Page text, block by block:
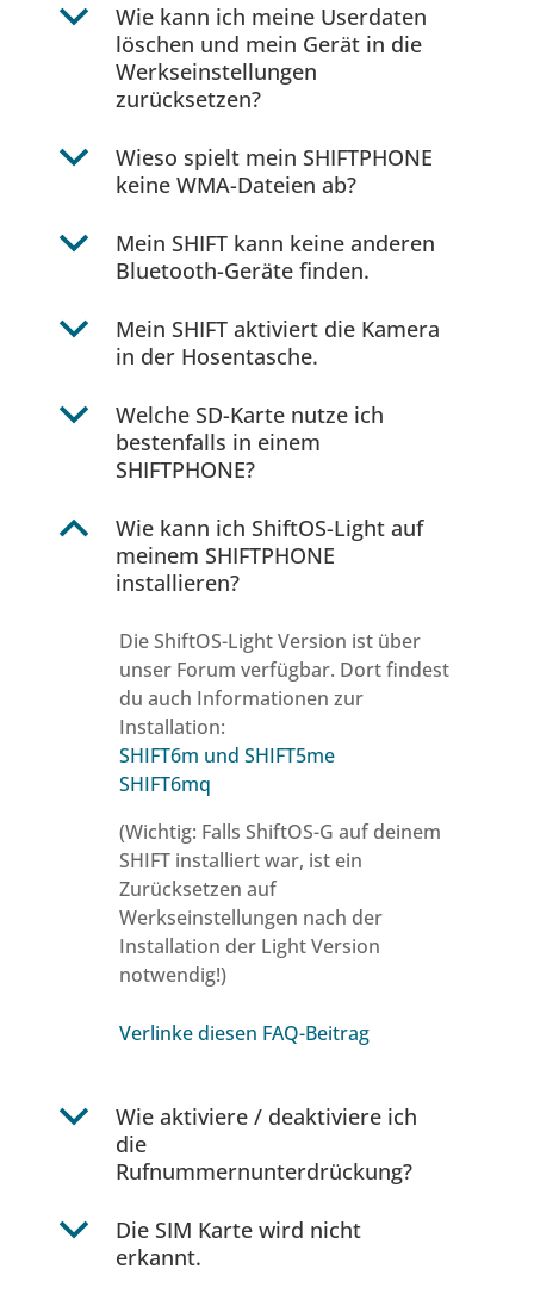
b
Wie kann ich meine Userdaten
löschen und mein Gerät in die
Werkseinstellungen
zurücksetzen?
b
Wieso spielt mein SHIFTPHONE
keine WMA-Dateien ab?
b
Mein SHIFT kann keine anderen
Bluetooth-Geräte finden.
b
Mein SHIFT aktiviert die Kamera
in der Hosentasche.
b
Welche SD-Karte nutze ich
bestenfalls in einem
SHIFTPHONE?
B
Wie kann ich ShiftOS-Light auf
meinem SHIFTPHONE
installieren?
Die ShiftOS-Light Version ist über
unser Forum verfügbar. Dort findest
du auch Informationen zur
Installation:
SHIFT6m und SHIFT5me
SHIFT6mq
(Wichtig: Falls ShiftOS-G auf deinem
SHIFT installiert war, ist ein
Zurücksetzen auf
Werkseinstellungen nach der
Installation der Light Version
notwendig!)
Verlinke diesen FAQ-Beitrag
b
Wie aktiviere / deaktiviere ich
die
Rufnummernunterdrückung?
b
Die SIM Karte wird nicht
erkannt.